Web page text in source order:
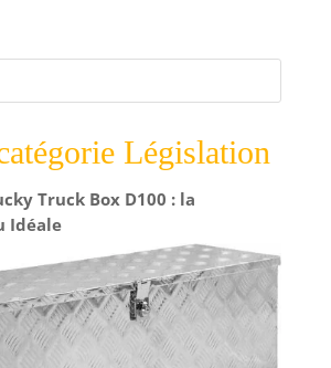
Législation
Truck Box D100 : la
Idéale